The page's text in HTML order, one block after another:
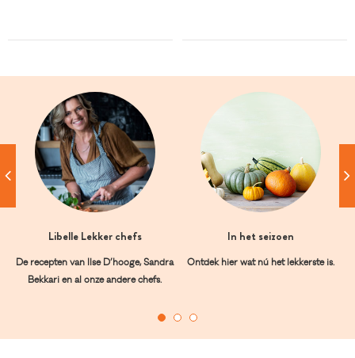
Libelle Lekker chefs
De recepten van Ilse D’hooge, Sandra
Bekkari en al onze andere chefs.
In het seizoen
Ontdek hier wat nú het lekkerste is.